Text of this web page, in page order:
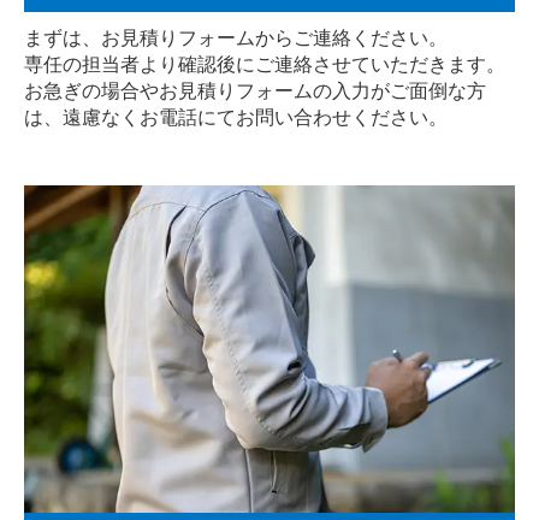
まずは、お見積りフォームからご連絡ください。
専任の担当者より確認後にご連絡させていただきます。
お急ぎの場合やお見積りフォームの入力がご面倒な方
は、遠慮なく お電話にてお問い合わせください。